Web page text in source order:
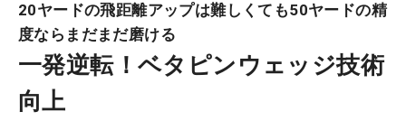
20ヤードの飛距離アップは難しくても50ヤードの精
度ならまだまだ磨ける
一発逆転！ベタピンウェッジ技術
向上